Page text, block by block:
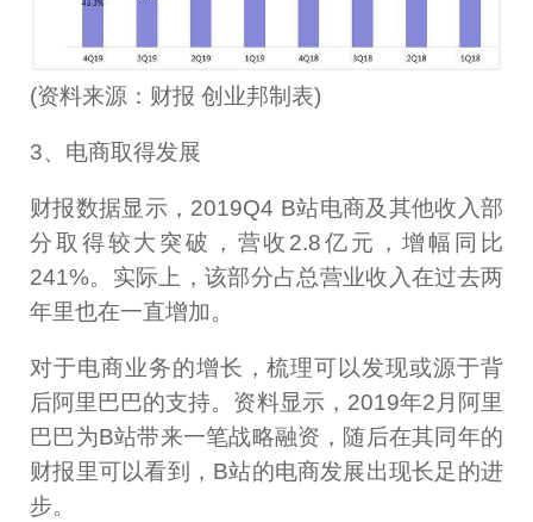
(资料来源：财报 创业邦制表)
3、电商取得发展
财报数据显示，2019Q4 B站电商及其他收入部
分取得较大突破，营收2.8亿元，增幅同比
241%。实际上，该部分占总营业收入在过去两
年里也在一直增加。
对于电商业务的增长，梳理可以发现或源于背
后阿里巴巴的支持。资料显示，2019年2月阿里
巴巴为B站带来一笔战略融资，随后在其同年的
财报里可以看到，B站的电商发展出现长足的进
步。